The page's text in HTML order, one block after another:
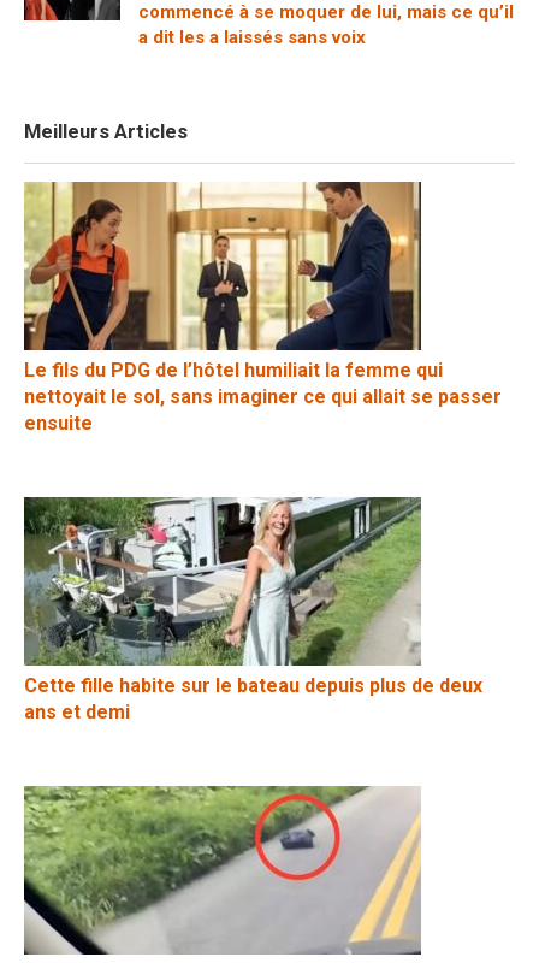
commencé à se moquer de lui, mais ce qu’il
a dit les a laissés sans voix
Meilleurs Articles
Le fils du PDG de l’hôtel humiliait la femme qui
nettoyait le sol, sans imaginer ce qui allait se passer
ensuite
Cette fille habite sur le bateau depuis plus de deux
ans et demi